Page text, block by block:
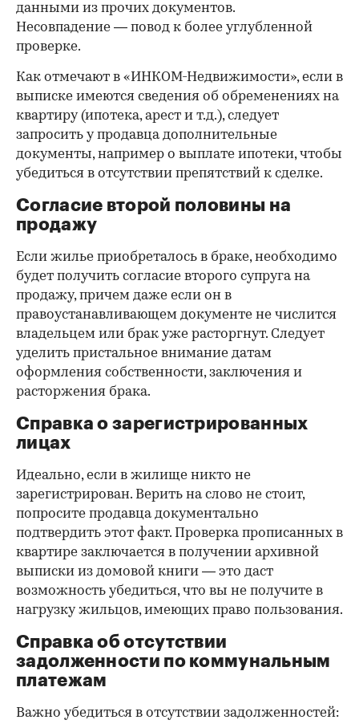
данными из прочих документов.
Несовпадение — повод к более углубленной
проверке.
Как отмечают в «ИНКОМ-Недвижимости», если в
выписке имеются сведения об обременениях на
квартиру (ипотека, арест и т.д.), следует
запросить у продавца дополнительные
документы, например о выплате ипотеки, чтобы
убедиться в отсутствии препятствий к сделке.
Согласие второй половины на
продажу
Если жилье приобреталось в браке, необходимо
будет получить согласие второго супруга на
продажу, причем даже если он в
правоустанавливающем документе не числится
владельцем или брак уже расторгнут. Следует
уделить пристальное внимание датам
оформления собственности, заключения и
расторжения брака.
Справка о зарегистрированных
лицах
Идеально, если в жилище никто не
зарегистрирован. Верить на слово не стоит,
попросите продавца документально
подтвердить этот факт. Проверка прописанных в
квартире заключается в получении архивной
выписки из домовой книги — это даст
возможность убедиться, что вы не получите в
нагрузку жильцов, имеющих право пользования.
Справка об отсутствии
задолженности по коммунальным
платежам
Важно убедиться в отсутствии задолженностей: